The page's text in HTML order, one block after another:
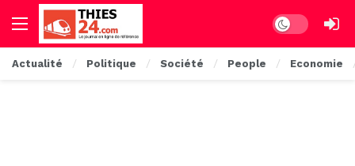
Dark mode
Actualité Politique Société People Economie